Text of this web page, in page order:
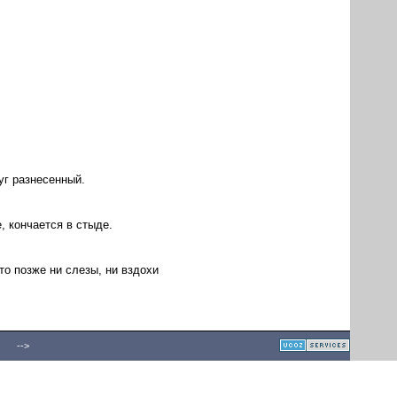
разнесенный.
кончается в стыде.
позже ни слезы, ни вздохи
-->